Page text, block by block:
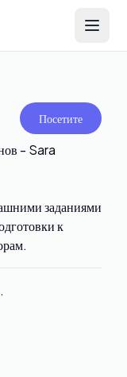
Open
Посетите
- Sara
заданиями
к